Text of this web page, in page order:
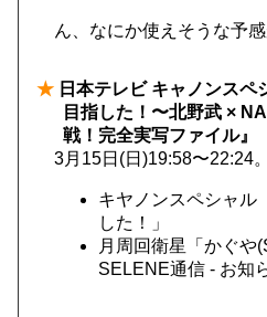
ん、なにか使えそうな予感
★ 日本テレビ キャノンスペ
目指した！〜北野武 ×
戦！完全実写ファイル』
3月15日(日)19:58〜22:24。
キヤノンスペシャ
した！」
月周回衛星「かぐや
SELENE通信 - お知